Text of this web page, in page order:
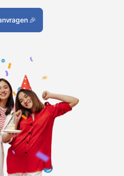
🎉